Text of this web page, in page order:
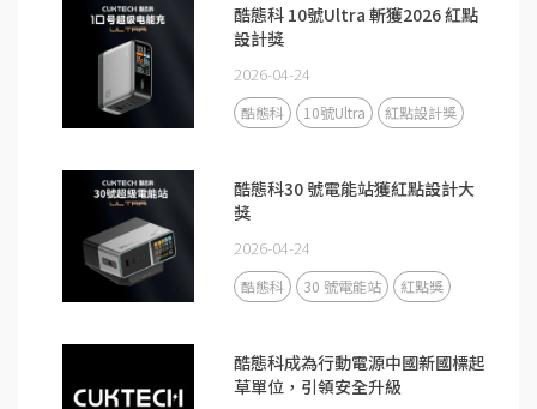
酷態科 10號Ultra 斬獲2026 紅點
設計獎
2026-04-24
酷態科 10號Ultra 紅點設計獎
酷態科30 號電能站獲紅點設計大
獎
2026-04-24
酷態科 30 號電能站 紅點獎
酷態科成為行動電源中國新國標起
草單位，引領安全升級